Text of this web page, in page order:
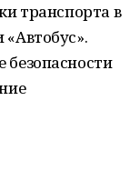
транспорта в